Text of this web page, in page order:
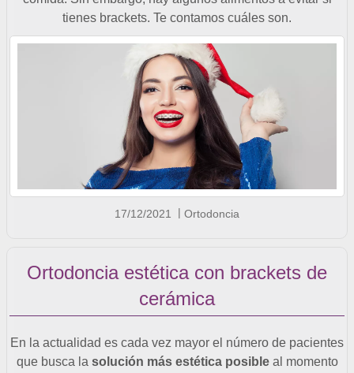
tienes brackets. Te contamos cuáles son.
17/12/2021 Ortodoncia
Ortodoncia estética con brackets de
cerámica
En la actualidad es cada vez mayor el número de pacientes
que busca la solución más estética posibleal momento